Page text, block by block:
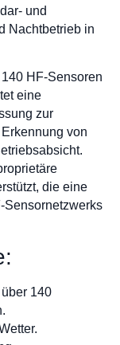
und
Nachtbetrieb in
HF-Sensoren
eine
zur
von
die eine
Sensornetzwerks
140